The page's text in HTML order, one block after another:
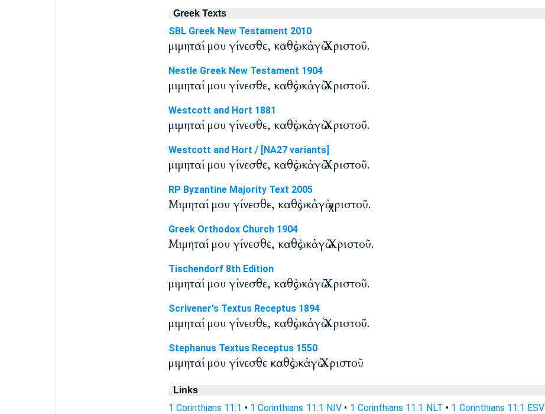
Greek Texts
SBL Greek New Testament 2010
μιμηταί μου γίνεσθε, καθὼς κἀγὼ Χριστοῦ.
Nestle Greek New Testament 1904
μιμηταί μου γίνεσθε, καθὼς κἀγὼ Χριστοῦ.
Westcott and Hort 1881
μιμηταί μου γίνεσθε, καθὼς κἀγὼ Χριστοῦ.
Westcott and Hort / [NA27 variants]
μιμηταί μου γίνεσθε, καθὼς κἀγὼ Χριστοῦ.
RP Byzantine Majority Text 2005
Μιμηταί μου γίνεσθε, καθὼς κἀγὼ χριστοῦ.
Greek Orthodox Church 1904
Μιμηταί μου γίνεσθε, καθὼς κἀγὼ Χριστοῦ.
Tischendorf 8th Edition
μιμηταί μου γίνεσθε, καθὼς κἀγὼ Χριστοῦ.
Scrivener's Textus Receptus 1894
μιμηταί μου γίνεσθε, καθὼς κἀγὼ Χριστοῦ.
Stephanus Textus Receptus 1550
μιμηταί μου γίνεσθε καθὼς κἀγὼ Χριστοῦ
Links
1 Corinthians 11:1 • 1 Corinthians 11:1 NIV• 1 Corinthians 11:1 NLT • 1 Corinthians 11:1 ESV